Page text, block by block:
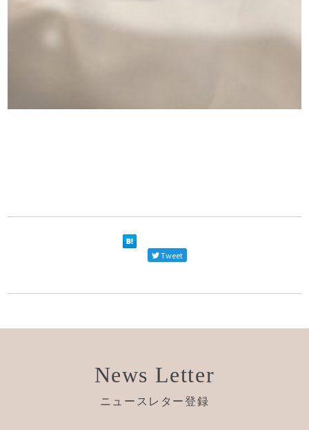
Tweet
News Letter
ニュースレター登録